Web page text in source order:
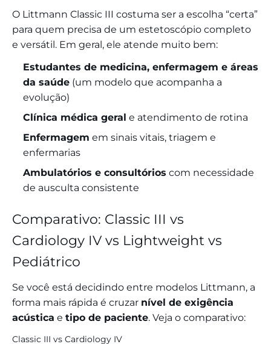
O Littmann Classic III costuma ser a escolha “certa”
para quem precisa de um estetoscópio completo
e versátil. Em geral, ele atende muito bem:
Estudantes de medicina, enfermagem e áreas
da saúde (um modelo que acompanha a
evolução)
Clínica médica geral e atendimento de rotina
Enfermagem em sinais vitais, triagem e
enfermarias
Ambulatórios e consultórios com necessidade
de ausculta consistente
Comparativo: Classic III vs
Cardiology IV vs Lightweight vs
Pediátrico
Se você está decidindo entre modelos Littmann, a
forma mais rápida é cruzar nível de exigência
acústica e tipo de paciente. Veja o comparativo:
Classic III vs Cardiology IV